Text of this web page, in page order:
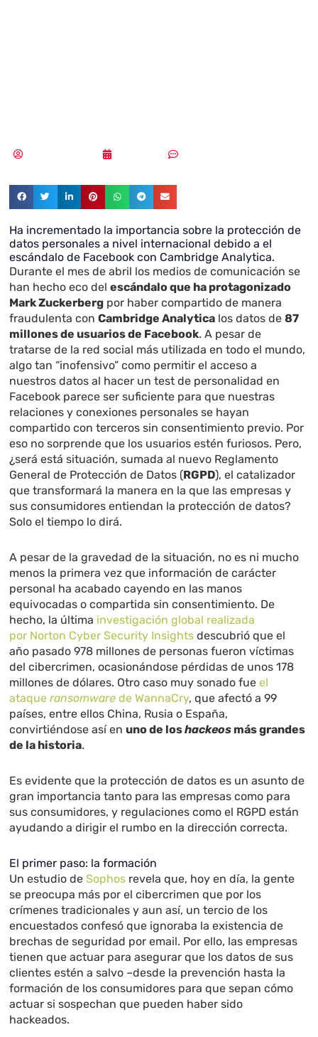
Ha incrementado la importancia sobre la protección de
datos personales a nivel internacional debido a el
escándalo de Facebook con Cambridge Analytica.
Durante el mes de abril los medios de comunicación se
han hecho eco delescándalo que ha protagonizado
Mark Zuckerberg por haber compartido de manera
fraudulenta conCambridge Analytica los datos de87
millones de usuarios de Facebook. A pesar de
tratarse de la red social más utilizada en todo el mundo,
algo tan “inofensivo” como permitir el acceso a
nuestros datos al hacer un test de personalidad en
Facebook parece ser suficiente para que nuestras
relaciones y conexiones personales se hayan
compartido con terceros sin consentimiento previo. Por
eso no sorprende que los usuarios estén furiosos. Pero,
¿será está situación, sumada al nuevo Reglamento
General de Protección de Datos (RGPD), el catalizador
que transformará la manera en la que las empresas y
sus consumidores entiendan la protección de datos?
Solo el tiempo lo dirá.
A pesar de la gravedad de la situación, no es ni mucho
menos la primera vez que información de carácter
personal ha acabado cayendo en las manos
equivocadas o compartida sin consentimiento. De
hecho, la última investigación global realizada
por Norton Cyber Security Insights descubrió que el
año pasado 978 millones de personas fueron víctimas
del cibercrimen, ocasionándose pérdidas de unos 178
millones de dólares. Otro caso muy sonado fueel
ataqueransomware de WannaCry, que afectó a 99
países, entre ellos China, Rusia o España,
convirtiéndose así enuno de loshackeos más grandes
de la historia.
Es evidente que la protección de datos es un asunto de
gran importancia tanto para las empresas como para
sus consumidores, y regulaciones como el RGPD están
ayudando a dirigir el rumbo en la dirección correcta.
El primer paso: la formación
Un estudio deSophos revela que, hoy en día, la gente
se preocupa más por el cibercrimen que por los
crímenes tradicionales y aun así, un tercio de los
encuestados confesó que ignoraba la existencia de
brechas de seguridad por email. Por ello, las empresas
tienen que actuar para asegurar que los datos de sus
clientes estén a salvo –desde la prevención hasta la
formación de los consumidores para que sepan cómo
actuar si sospechan que pueden haber sido
hackeados.